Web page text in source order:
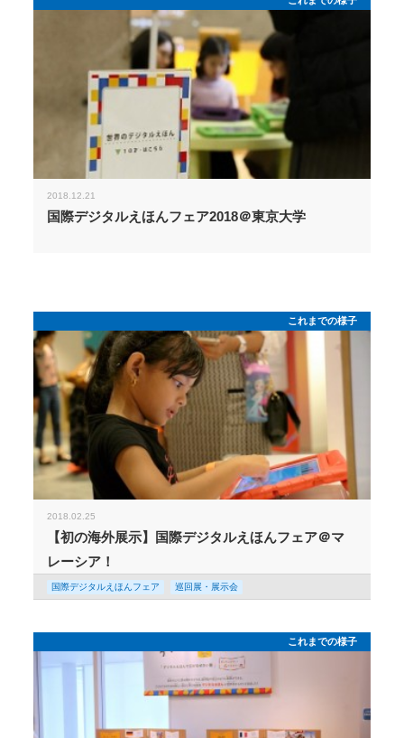
2018.12.21
国際デジタルえほんフェア2018＠東京大学
これまでの様子
2018.02.25
【初の海外展示】国際デジタルえほんフェア＠マ
レーシア！
国際デジタルえほんフェア 巡回展・展示会
これまでの様子